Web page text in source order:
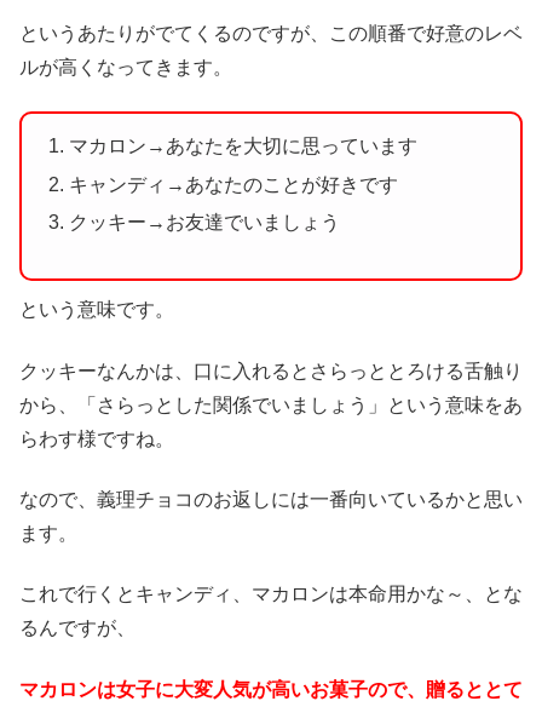
というあたりがでてくるのですが、この順番で好意のレベ
ルが高くなってきます。
マカロン→あなたを大切に思っています
キャンディ→あなたのことが好きです
クッキー→お友達でいましょう
という意味です。
クッキーなんかは、口に入れるとさらっととろける舌触り
から、「さらっとした関係でいましょう」という意味をあ
らわす様ですね。
なので、義理チョコのお返しには一番向いているかと思い
ます。
これで行くとキャンディ、マカロンは本命用かな～、とな
るんですが、
マカロンは女子に大変人気が高いお菓子ので、贈るととて